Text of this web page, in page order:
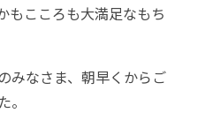
もこころも大満足なもち
みなさま、朝早くからご